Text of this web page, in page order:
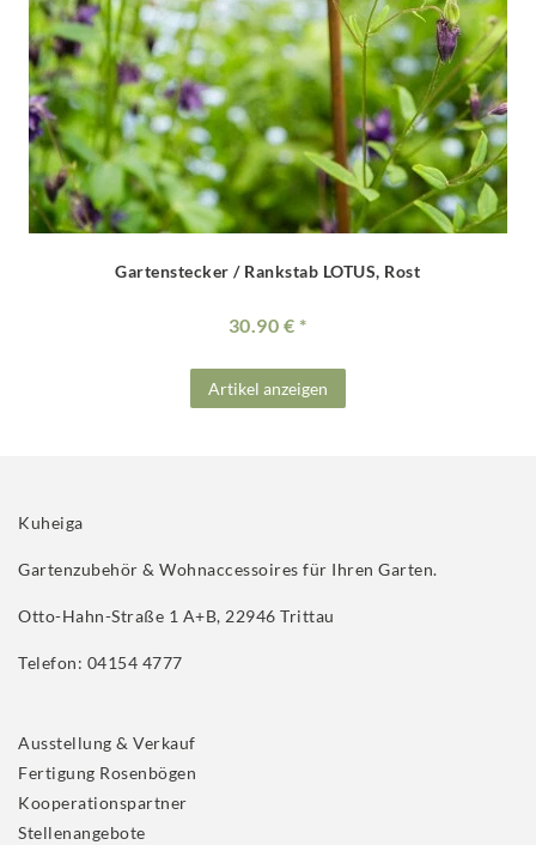
Gartenstecker / Rankstab LOTUS, Rost
30.90 €
Artikel anzeigen
Kuheiga
Gartenzubehör & Wohnaccessoires für Ihren Garten.
Otto-Hahn-Straße 1 A+B, 22946 Trittau
Telefon: 04154 4777
Ausstellung & Verkauf
Fertigung Rosenbögen
Kooperationspartner
Stellenangebote